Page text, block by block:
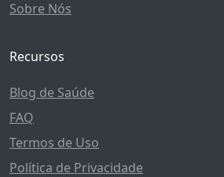
Sobre Nós
Recursos
Blog de Saúde
FAQ
Termos de Uso
Política de Privacidade